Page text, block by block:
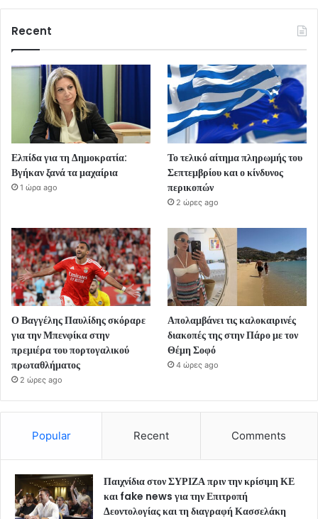
Recent
Ελπίδα για τη Δημοκρατία:
Βγήκαν ξανά τα μαχαίρια
1 ώρα ago
Το τελικό αίτημα πληρωμής του
Σεπτεμβρίου και ο κίνδυνος
περικοπών
2 ώρες ago
Ο Βαγγέλης Παυλίδης σκόραρε
για την Μπενφίκα στην
πρεμιέρα του πορτογαλικού
πρωταθλήματος
2 ώρες ago
Απολαμβάνει τις καλοκαιρινές
διακοπές της στην Πάρο με τον
Θέμη Σοφό
4 ώρες ago
Popular Recent Comments
Παιχνίδια στον ΣΥΡΙΖΑ πριν την κρίσιμη ΚΕ
και fake news για την Επιτροπή
Δεοντολογίας και τη διαγραφή Κασσελάκη